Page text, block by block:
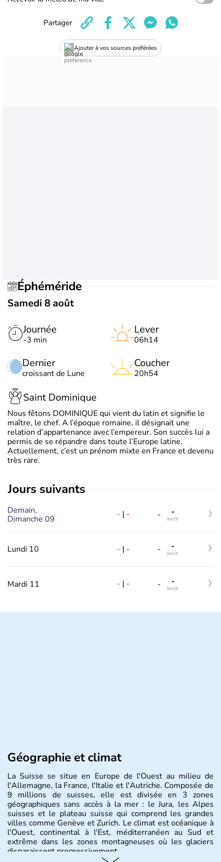
Ajouter à vos sources préférées
Partager
Éphéméride
Samedi 8 août
Journée
-3 min
Dernier
croissant de Lune
Lever
06h14
Coucher
20h54
Saint Dominique
Nous fêtons DOMINIQUE qui vient du latin et signifie le
maître, le chef. A l’époque romaine, il désignait une
relation d’appartenance avec l’empereur. Son succès lui a
permis de se répandre dans toute l’Europe latine.
Actuellement, c’est un prénom mixte en France et devenu
très rare.
jours suivants
Demain,
Dimanche 09
- | - - -
km/h
Lundi 10 - | - - -
km/h
Mardi 11 - | - - -
km/h
Géographie et climat
La Suisse se situe en Europe de l'Ouest au milieu de
l'Allemagne, la France, l'Italie et l'Autriche. Composée de
9 millions de suisses, elle est divisée en 3 zones
géographiques sans accès à la mer : le Jura, les Alpes
suisses et le plateau suisse qui comprend les grandes
villes comme Genève et Zurich. Le climat est océanique à
l'Ouest, continental à l'Est, méditerranéen au Sud et
extrême dans les zones montagneuses où les glaciers
disparaissent progressivement.